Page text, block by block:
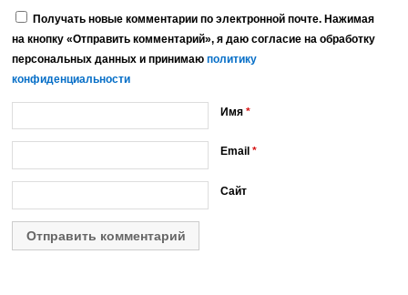
Получать новые комментарии по электронной почте. Нажимая
на кнопку «Отправить комментарий», я даю согласие на обработку
персональных данных и принимаюполитику
конфиденциальности
Имя*
Email*
Сайт